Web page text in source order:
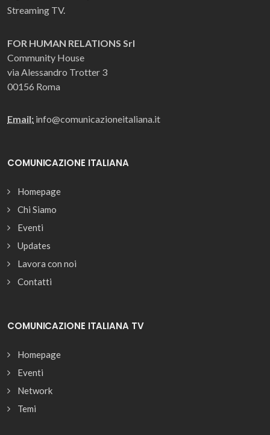
Streaming TV.
FOR HUMAN RELATIONS Srl
Community House
via Alessandro Trotter 3
00156 Roma
Email: info@comunicazioneitaliana.it
COMUNICAZIONE ITALIANA
Homepage
Chi Siamo
Eventi
Updates
Lavora con noi
Contatti
COMUNICAZIONE ITALIANA TV
Homepage
Eventi
Network
Temi